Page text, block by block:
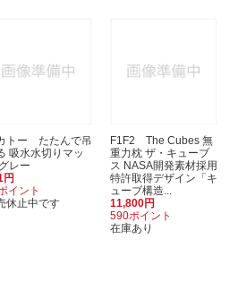
トー たたんで吊
吸水水切りマッ
レー
円
イント
休止中です
F1F2 The Cubes 無
重力枕 ザ・キューブ
ス NASA開発素材採用
特許取得デザイン「キ
ューブ構造...
11,800円
590ポイント
在庫あり